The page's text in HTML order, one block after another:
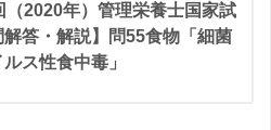
（2020年）管理栄養士国家試
解答・解説】問55食物「細菌
ス性食中毒」